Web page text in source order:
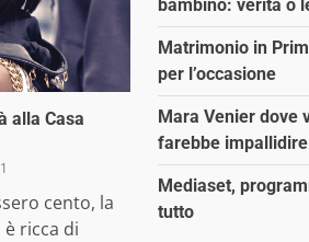
alla Casa
cento, la
ricca di
bambino: verità o
Matrimonio in
per l’occasione
Mara Venier dove
farebbe
Mediaset,
tutto